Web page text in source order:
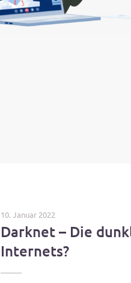
10. Januar 2022
Darknet – Die
Internets?